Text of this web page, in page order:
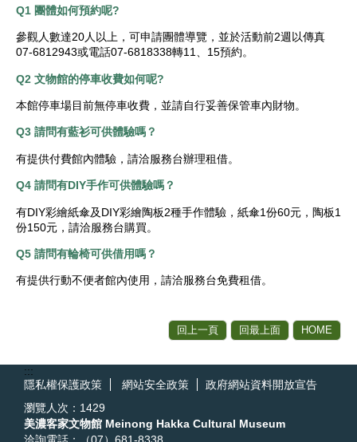
Q1 團體如何預約呢?
參觀人數達20人以上，可申請團體導覽，並於活動前2週以傳真
07-6812943或電話07-6818338轉11、15預約。
Q2 文物館的停車收費如何呢?
本館停車場目前無停車收費，並請自行妥善保管車內財物。
Q3 請問有藍衫可供體驗嗎？
有提供付費館內體驗，請洽服務台辦理租借。
Q4 請問有DIY手作可供體驗嗎？
有DIY彩繪紙傘及DIY彩繪陶板2種手作體驗，紙傘1份60元，陶板1
份150元，請洽服務台購買。
Q5 請問有輪椅可供借用嗎？
有提供行動不便者館內使用，請洽服務台免費租借。
回上一頁 回最上面 HOME
:::
隱私權保護政策
網站安全政策
政府網站資料開放宣告
瀏覽人次： 1429
美濃客家文物館 Meinong Hakka Cultural Museum